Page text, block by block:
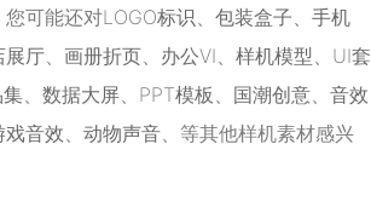
您可能还对LOGO标识、 包装盒子、 手机
展厅、 画册折页、 办公VI、 样机模型、 UI套
、 数据大屏、 PPT模板 、 国潮创意、 音效
戏音效、 动物声音、等其他样机素材感兴